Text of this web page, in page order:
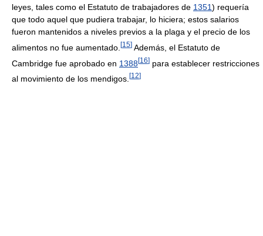
leyes, tales como el Estatuto de trabajadores de 1351) requería
que todo aquel que pudiera trabajar, lo hiciera; estos salarios
fueron mantenidos a niveles previos a la plaga y el precio de los
alimentos no fue aumentado. [15] Además, el Estatuto de
Cambridge fue aprobado en 1388[16] para establecer restricciones
al movimiento de los mendigos. [12]